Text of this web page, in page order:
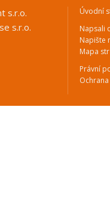
s.r.o.
s.r.o.
Úvodní
Napsali
Napište
Mapa
Právní